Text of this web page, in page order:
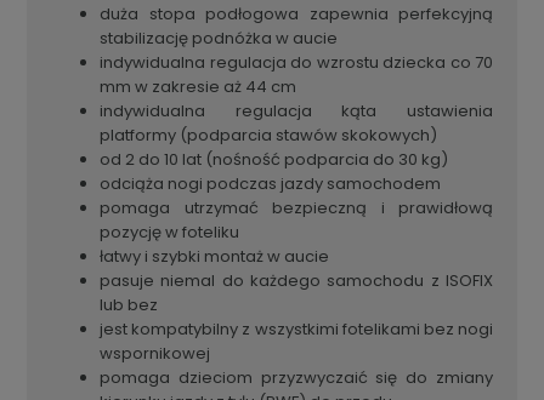
duża stopa podłogowa zapewnia perfekcyjną
stabilizację podnóżka w aucie
indywidualna regulacja do wzrostu dziecka co 70
mm w zakresie aż 44 cm
indywidualna regulacja kąta ustawienia
platformy (podparcia stawów skokowych)
od 2 do 10 lat (nośność podparcia do 30 kg)
odciąża nogi podczas jazdy samochodem
pomaga utrzymać bezpieczną i prawidłową
pozycję w foteliku
łatwy i szybki montaż w aucie
pasuje niemal do każdego samochodu z ISOFIX
lub bez
jest kompatybilny z wszystkimi fotelikami bez nogi
wspornikowej
pomaga dzieciom przyzwyczaić się do zmiany